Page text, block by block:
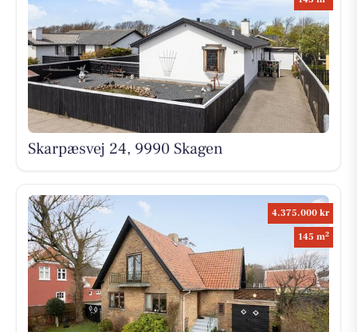
Skarpæsvej 24, 9990 Skagen
4.375.000 kr
145 m2